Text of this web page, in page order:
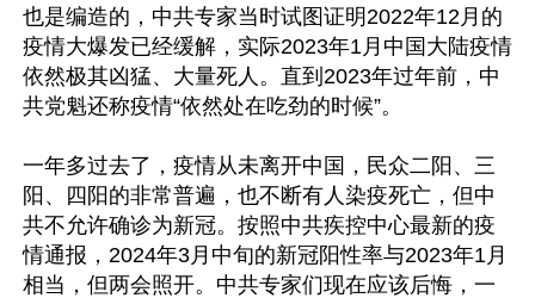
也是编造的，中共专家当时试图证明2022年12月的
疫情大爆发已经缓解，实际2023年1月中国大陆疫情
依然极其凶猛、大量死人。直到2023年过年前，中
共党魁还称疫情“依然处在吃劲的时候”。
一年多过去了，疫情从未离开中国，民众二阳、三
阳、四阳的非常普遍，也不断有人染疫死亡，但中
共不允许确诊为新冠。按照中共疾控中心最新的疫
情通报，2024年3月中旬的新冠阳性率与2023年1月
相当，但两会照开。中共专家们现在应该后悔，一